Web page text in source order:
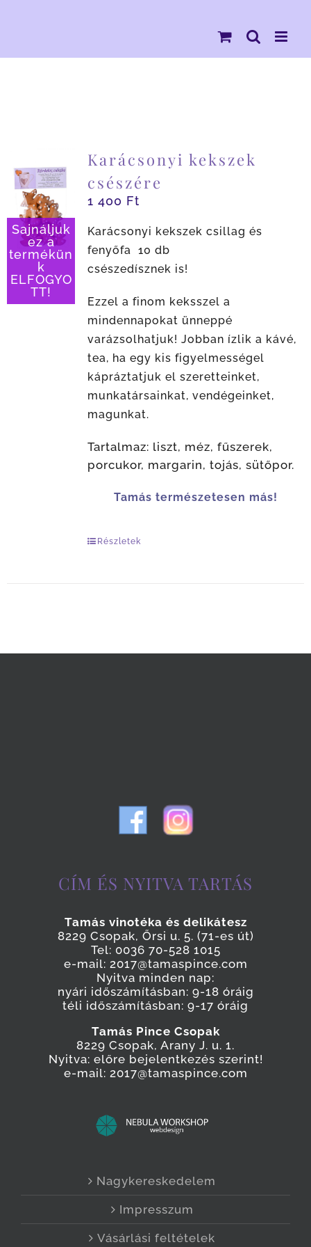
Sajnáljuk
ez a
termékün
k
ELFOGYO
TT!
Karácsonyi kekszek
csészére
1 400 Ft
Karácsonyi kekszek csillag és
fenyőfa 10 db
csészedísznek is!
Ezzel a finom keksszel a
mindennapokat ünneppé
varázsolhatjuk! Jobban ízlik a kávé,
tea, ha egy kis figyelmességel
kápráztatjuk el szeretteinket,
munkatársainkat, vendégeinket,
magunkat.
Tartalmaz: liszt, méz, fűszerek,
porcukor, margarin, tojás, sütőpor.
Tamás természetesen más!
Részletek
CÍM ÉS NYITVA TARTÁS
Tamás vinotéka és delikátesz
8229 Csopak, Őrsi u. 5. (71-es út)
Tel: 0036 70-528 1015
e-mail: 2017@tamaspince.com
Nyitva minden nap:
nyári időszámításban: 9-18 óráig
téli időszámításban: 9-17 óráig
Tamás Pince Csopak
8229 Csopak, Arany J. u. 1.
Nyitva: előre bejelentkezés szerint!
e-mail: 2017@tamaspince.com
Nagykereskedelem
Impresszum
Vásárlási feltételek